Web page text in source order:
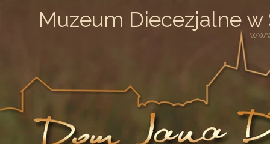
Muzeum Diecezjalne